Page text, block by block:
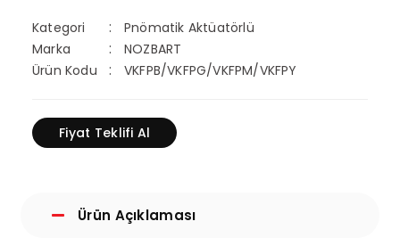
Kategori
Pnömatik Aktüatörlü
Marka
NOZBART
Ürün Kodu
VKFPB/VKFPG/VKFPM/VKFPY
Fiyat Teklifi Al
Ürün Açıklaması